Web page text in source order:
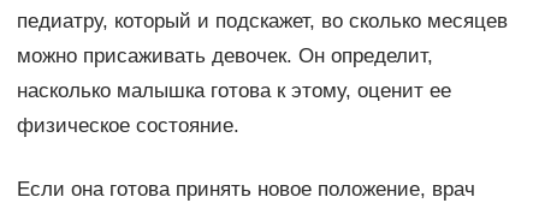
педиатру, который и подскажет, во сколько месяцев
можно присаживать девочек. Он определит,
насколько малышка готова к этому, оценит ее
физическое состояние.
Если она готова принять новое положение, врач